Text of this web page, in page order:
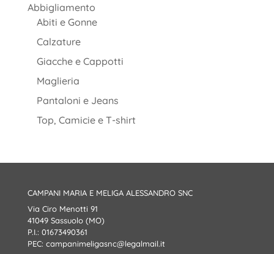
Abbigliamento
Abiti e Gonne
Calzature
Giacche e Cappotti
Maglieria
Pantaloni e Jeans
Top, Camicie e T-shirt
CAMPANI MARIA E MELIGA ALESSANDRO SNC
Via Ciro Menotti 91
41049 Sassuolo (MO)
P.I.: 01673490361
PEC: campanimeligasnc@legalmail.it